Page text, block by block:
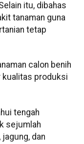
itu, dibahas
tanaman guna
tetap
calon benih
kualitas produksi
tengah
sejumlah
dan